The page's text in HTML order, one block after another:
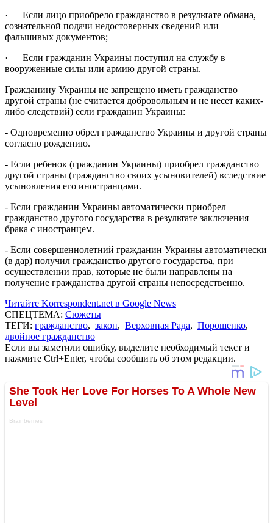
· Если лицо приобрело гражданство в результате обмана,
сознательной подачи недостоверных сведений или
фальшивых документов;
· Если гражданин Украины поступил на службу в
вооруженные силы или армию другой страны.
Гражданину Украины не запрещено иметь гражданство
другой страны (не считается добровольным и не несет каких-
либо следствий) если гражданин Украины:
- Одновременно обрел гражданство Украины и другой страны
согласно рождению.
- Если ребенок (гражданин Украины) приобрел гражданство
другой страны (гражданство своих усыновителей) вследствие
усыновления его иностранцами.
- Если гражданин Украины автоматически приобрел
гражданство другого государства в результате заключения
брака с иностранцем.
- Если совершеннолетний гражданин Украины автоматически
(в дар) получил гражданство другого государства, при
осуществлении прав, которые не были направлены на
получение гражданства другой страны непосредственно.
Читайте Korrespondent.net в Google News
СПЕЦТЕМА: Сюжеты
ТЕГИ: гражданство, закон, Верховная Рада, Порошенко,
двойное гражданство
Если вы заметили ошибку, выделите необходимый текст и
нажмите Ctrl+Enter, чтобы сообщить об этом редакции.